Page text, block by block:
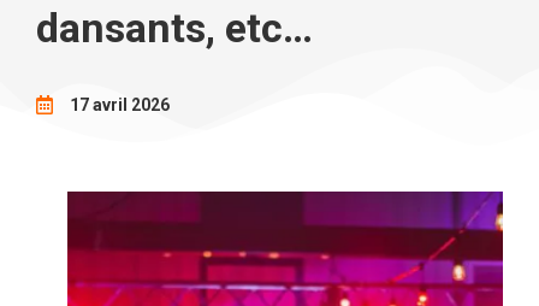
dansants, etc…
17 avril 2026